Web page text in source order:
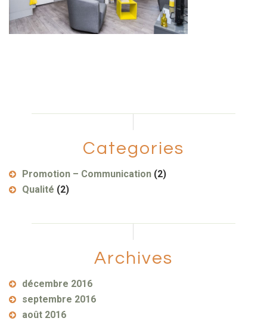
Categories
Promotion – Communication (2)
Qualité (2)
Archives
décembre 2016
septembre 2016
août 2016